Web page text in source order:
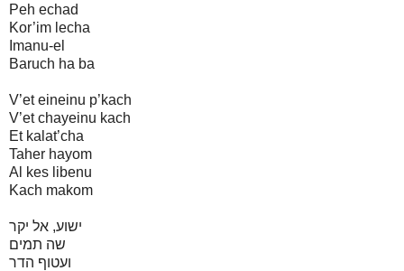
Peh echad
Kor’im lecha
Imanu-el
Baruch ha ba
V’et eineinu p’kach
V’et chayeinu kach
Et kalat’cha
Taher hayom
Al kes libenu
Kach makom
ישוע, אל יקר
שה תמים
ועטוף הדר